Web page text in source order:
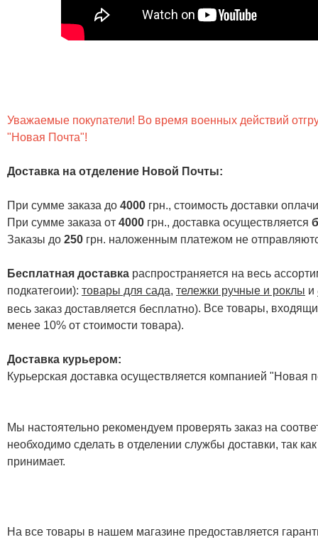
Уважаемые покупатели! Во время военных действий
"Новая Почта"!
Доставка на отделение Новой Почты:
При сумме заказа до 4000 грн., стоимость доставки
При сумме заказа от 4000 грн., доставка осуществляется
Заказы до 250 грн. наложенным платежом не
Бесплатная доставка распространяется на весь
подкатегоии): товары для сада, тележки ручные и роклы и
весь заказ доставляется бесплатно). Все товары,
менее 10% от стоимости товара).
Доставка курьером:
Курьерская доставка осуществляется компанией "Новая
Мы настоятельно рекомендуем проверять заказ на
необходимо сделать в отделении службы доставки, так
принимает.
На все товары в нашем магазине предоставляется